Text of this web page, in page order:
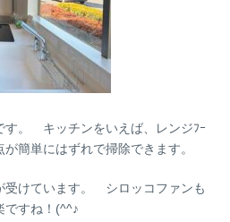
。 キッチンをいえば、レンジﾌｰ
簡単にはずれで掃除できます。
けています。 シロッコファンも
ですね！(^^♪